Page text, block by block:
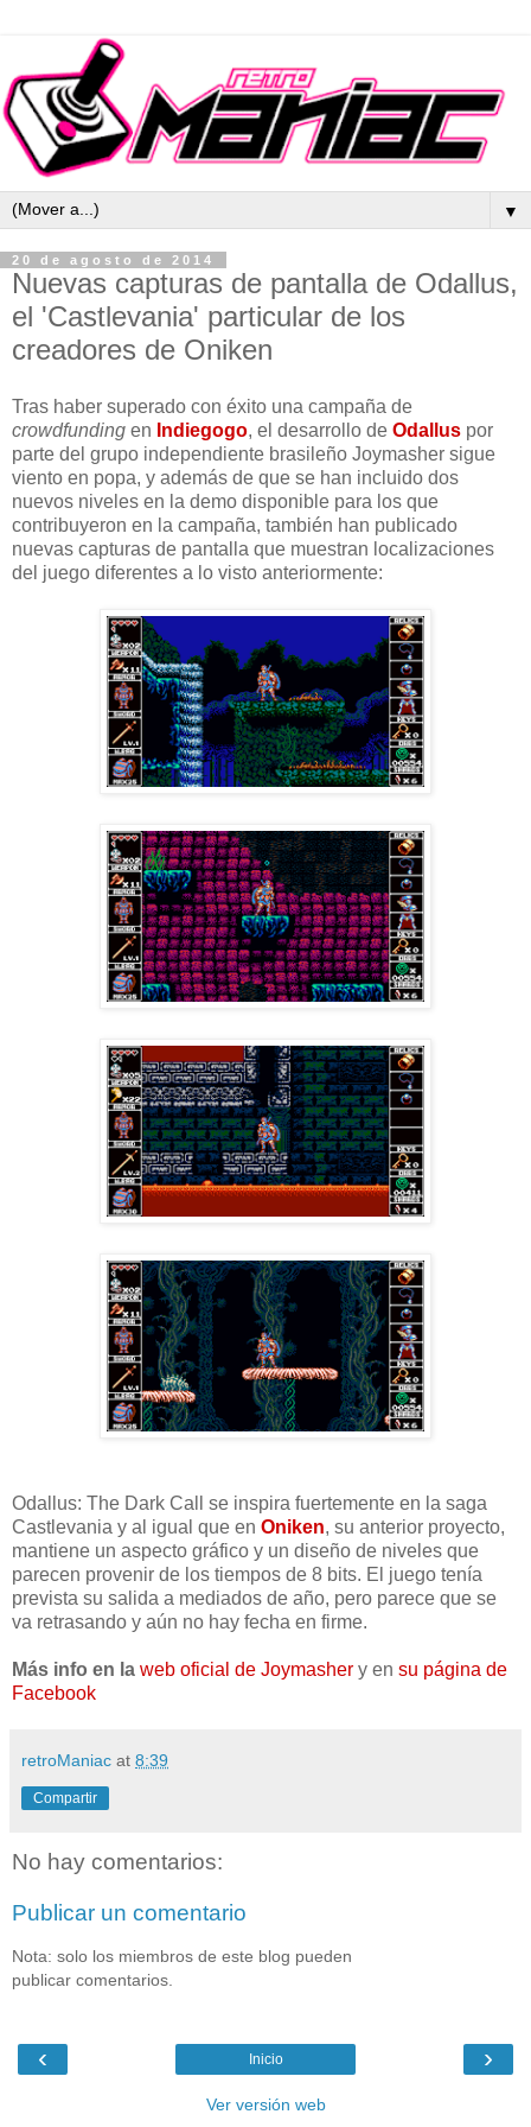
▼
20 de agosto de 2014
Nuevas capturas de pantalla de Odallus,
el 'Castlevania' particular de los
creadores de Oniken
Tras haber superado con éxito una campaña de
crowdfunding en Indiegogo, el desarrollo de Odallus por
parte del grupo independiente brasileño Joymasher sigue
viento en popa, y además de que se han incluido dos
nuevos niveles en la demo disponible para los que
contribuyeron en la campaña, también han publicado
nuevas capturas de pantalla que muestran localizaciones
del juego diferentes a lo visto anteriormente:
Odallus: The Dark Call se inspira fuertemente en la saga
Castlevania y al igual que en Oniken, su anterior proyecto,
mantiene un aspecto gráfico y un diseño de niveles que
parecen provenir de los tiempos de 8 bits. El juego tenía
prevista su salida a mediados de año, pero parece que se
va retrasando y aún no hay fecha en firme.
Más info en la web oficial de Joymasher y en su página de
Facebook
retroManiac at 8:39
Compartir
No hay comentarios:
Publicar un comentario
Nota: solo los miembros de este blog pueden
publicar comentarios.
‹ ›
Inicio
Ver versión web